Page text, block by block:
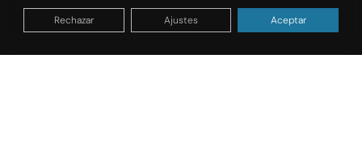
Aceptar
Rechazar Ajustes